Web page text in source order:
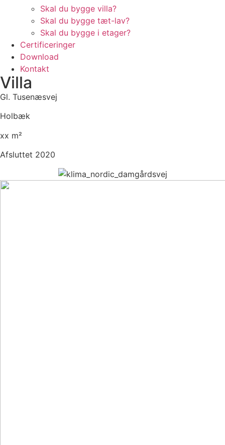
Skal du bygge villa?
Skal du bygge tæt-lav?
Skal du bygge i etager?
Certificeringer
Download
Kontakt
Villa
Gl. Tusenæsvej
Holbæk
xx m²
Afsluttet 2020